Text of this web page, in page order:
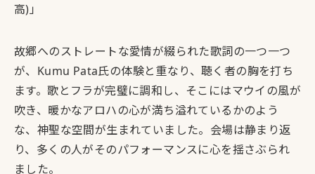
高)」
故郷へのストレートな愛情が綴られた歌詞の一つ一つ
が、Kumu Pata氏の体験と重なり、聴く者の胸を打ち
ます。歌とフラが完璧に調和し、そこにはマウイの風が
吹き、暖かなアロハの心が満ち溢れているかのよう
な、神聖な空間が生まれていました。会場は静まり返
り、多くの人がそのパフォーマンスに心を揺さぶられ
ました。